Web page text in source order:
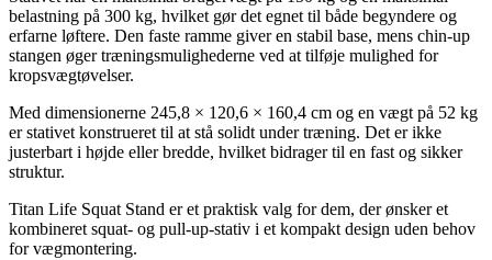
belastning på 300 kg, hvilket gør det egnet til både begyndere og
erfarne løftere. Den faste ramme giver en stabil base, mens chin-up
stangen øger træningsmulighederne ved at tilføje mulighed for
kropsvægtøvelser.
Med dimensionerne 245,8 × 120,6 × 160,4 cm og en vægt på 52 kg
er stativet konstrueret til at stå solidt under træning. Det er ikke
justerbart i højde eller bredde, hvilket bidrager til en fast og sikker
struktur.
Titan Life Squat Stand er et praktisk valg for dem, der ønsker et
kombineret squat- og pull-up-stativ i et kompakt design uden behov
for vægmontering.